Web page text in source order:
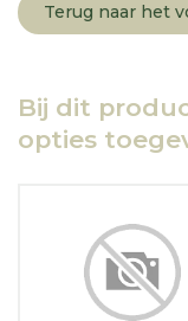
Terug naar het
Bij dit
opties